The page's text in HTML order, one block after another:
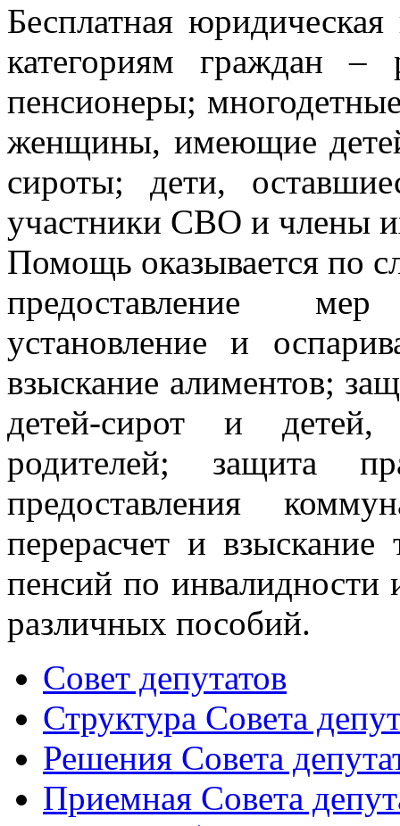
Бесплатная
категориям граждан –
пенсионеры;
женщины, имеющие
сироты; дети,
участники СВО и члены
Помощь оказывается по
предоставление
установление и
взыскание алиментов;
детей-сирот и детей,
родителей; защита
предоставления
перерасчет и
пенсий по инвалидности
различных пособий.
Совет депутатов
Структура Совета
Решения Совета
Приемная Совета